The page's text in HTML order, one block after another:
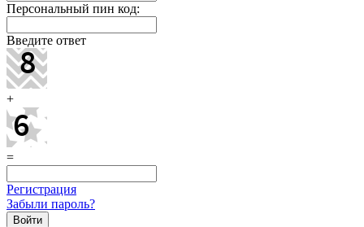
Персональный пин код:
Введите ответ
+
=
Регистрация
Забыли пароль?